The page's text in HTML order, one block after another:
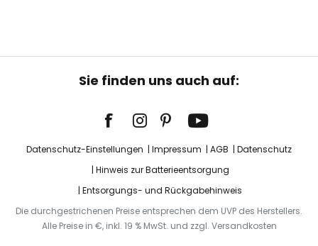
Sie finden uns auch auf:
Datenschutz-Einstellungen Impressum AGB
Datenschutz
Hinweis zur Batterieentsorgung
Entsorgungs- und Rückgabehinweis
Die durchgestrichenen Preise entsprechen dem UVP des Herstellers.
Alle Preise in €, inkl. 19 % MwSt. und zzgl. Versandkosten